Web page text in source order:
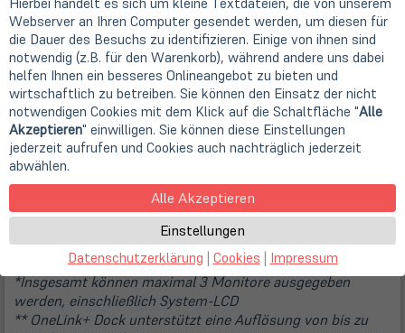
Zu den Funktionen gehören:
Ein einziges OneLink+-Kabel ermöglicht alle Docking-
Funktionen und liefert gleichzeitig kontinuierliche Leistung,
sodass Sie Ihre Produktivität im Handumdrehen steigern
können.
Bis zu 4K-Videoausgabe ermöglicht Ihnen ein lebendiges
Videoerlebnis mit Ihrem brandneuen ThinkPad Ultrabook
Netzschalter am Dock spiegelt den Netzschalter des
Systems
Gigabit Ethernet (10/100/1000) mit Boot over LAN-
Unterstützung*** auf allen ThinkPad OneLink+ Systemen
Anmerkungen:
*Insgesamt können maximal 3 Monitore ausgegeben
werden, einschließlich System-LCD
** OneLink+ Dock unterstützt eine Auflösung von bis zu
Webserver an Ihren Computer gesendet werden, um diesen für
die Dauer des Besuchs zu identifizieren. Einige von ihnen sind
notwendig (z.B. für den Warenkorb), während andere uns dabei
helfen Ihnen ein besseres Onlineangebot zu bieten und
wirtschaftlich zu betreiben. Sie können den Einsatz der nicht
notwendigen Cookies mit dem Klick auf die Schaltfläche "Alle
Akzeptieren" einwilligen. Sie können diese Einstellungen
jederzeit aufrufen und Cookies auch nachträglich jederzeit
abwählen.
Alle Akzeptieren
Einstellungen
Datenschutzerklärung | Cookies | Impressum